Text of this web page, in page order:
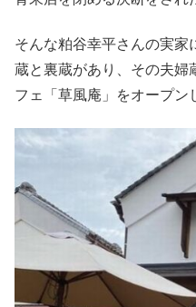
そんな粕谷幸平さんの実家
蔵と裏蔵があり、その夫婦
フェ「草風庵」をオープン